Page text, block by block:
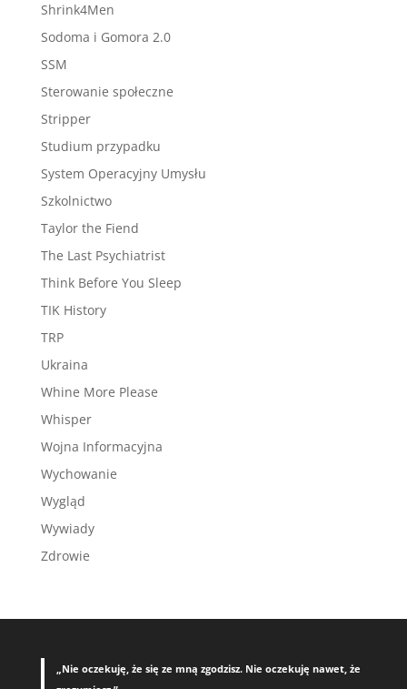
Shrink4Men
Sodoma i Gomora 2.0
SSM
Sterowanie społeczne
Stripper
Studium przypadku
System Operacyjny Umysłu
Szkolnictwo
Taylor the Fiend
The Last Psychiatrist
Think Before You Sleep
TIK History
TRP
Ukraina
Whine More Please
Whisper
Wojna Informacyjna
Wychowanie
Wygląd
Wywiady
Zdrowie
„Nie oczekuję, że się ze mną zgodzisz. Nie oczekuję nawet, że